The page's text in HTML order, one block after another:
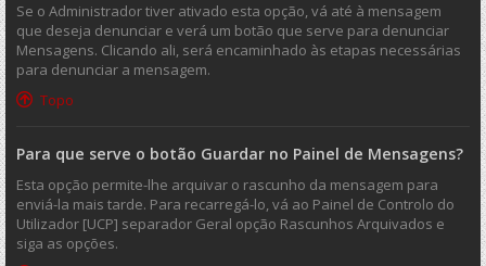
Se o Administrador tiver ativado esta opção, vá até à mensagem
que deseja denunciar e verá um botão que serve para denunciar
Mensagens. Clicando ali, será encaminhado às etapas necessárias
para denunciar a mensagem.
Topo
Para que serve o botão Guardar no Painel de Mensagens?
Esta opção permite-lhe arquivar o rascunho da mensagem para
enviá-la mais tarde. Para recarregá-lo, vá ao Painel de Controlo do
Utilizador [UCP] separador Geral opção Rascunhos Arquivados e
siga as opções.